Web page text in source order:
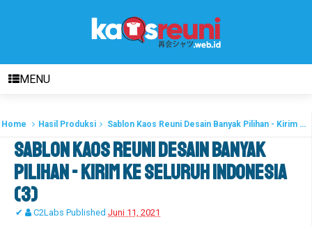
MENU
Home Hasil Produksi Sablon Kaos Reuni Desain Banyak Pilihan - Kirim Ke Seluruh Indonesia (3)
Sablon Kaos Reuni Desain Banyak
Pilihan - Kirim Ke Seluruh Indonesia
(3)
✔ C2Labs Published Juni 11, 2021